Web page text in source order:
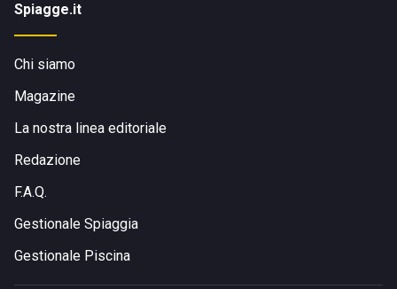
Spiagge.it
Chi siamo
Magazine
La nostra linea editoriale
Redazione
F.A.Q.
Gestionale Spiaggia
Gestionale Piscina